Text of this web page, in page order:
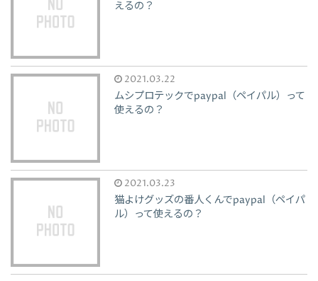
えるの？
2021.03.22
ムシプロテックでpaypal（ペイパル）って
使えるの？
2021.03.23
猫よけグッズの番人くんでpaypal（ペイパ
ル）って使えるの？